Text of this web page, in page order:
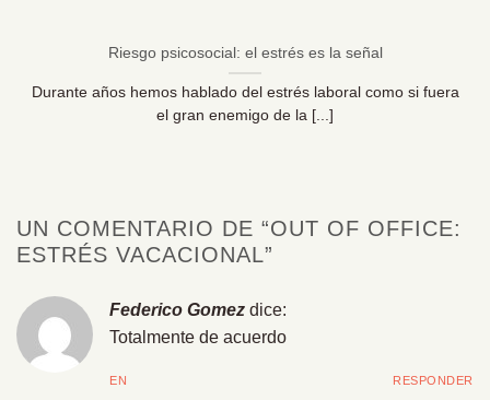
Riesgo psicosocial: el estrés es la señal
Durante años hemos hablado del estrés laboral como si fuera
el gran enemigo de la [...]
UN COMENTARIO DE “OUT OF OFFICE:
ESTRÉS VACACIONAL”
Federico Gomez dice:
Totalmente de acuerdo
EN RESPONDER